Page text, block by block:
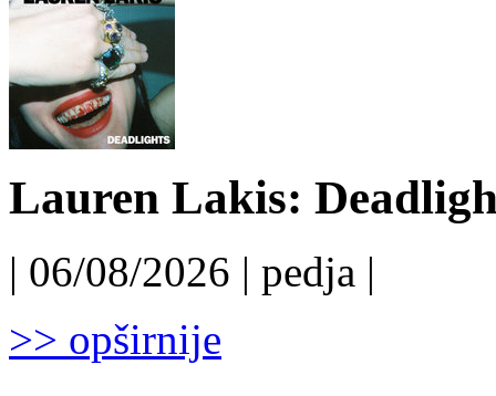
Lauren Lakis:
| 06/08/2026 | pedja |
>> opširnije